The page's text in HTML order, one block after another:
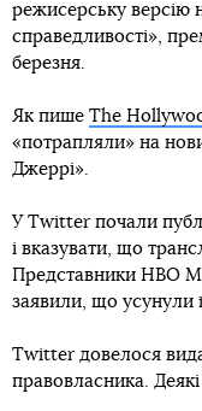
режисерську версію
справедливості»,
березня.
Як пише The
«потрапляли» на
Джеррі».
У Twitter почали
і вказувати, що
Представники HBO
заявили, що усунули
Twitter довелося
правовласника.